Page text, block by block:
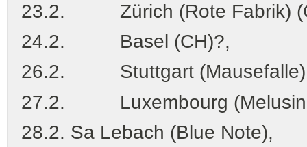
23.2. Zürich (Rote Fabrik)
24.2. Basel (CH)?,
26.2. Stuttgart
27.2. Luxembourg
28.2. Sa Lebach (Blue Note),